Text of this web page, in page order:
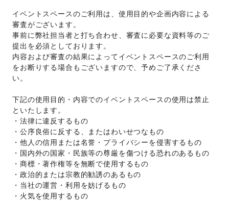
イベントスペースのご利用は、使用目的や企画内容による
審査がございます。
事前に弊社担当者と打ち合わせ、審査に必要な資料等のご
提出を必須としております。
内容および審査の結果によってイベントスペースのご利用
をお断りする場合もございますので、予めご了承くださ
い。
下記の使用目的・内容でのイベントスペースの使用は禁止
といたします。
・法律に違反するもの
・公序良俗に反する、またはわいせつなもの
・他人の信用または名誉・プライバシーを侵害するもの
・国内外の国家・民族等の尊厳を傷つける恐れのあるもの
・商標・著作権等を無断で使用するもの
・政治的または宗教的勧誘のあるもの
・当社の運営・利用を妨げるもの
・火気を使用するもの